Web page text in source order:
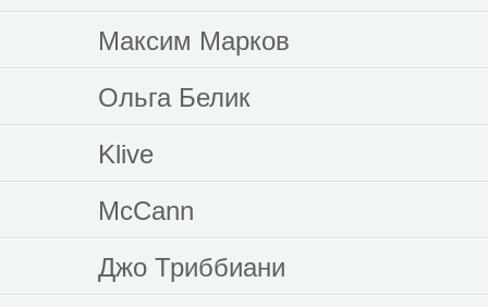
Максим Марков
Ольга Белик
Klive
McCann
Джо Триббиани